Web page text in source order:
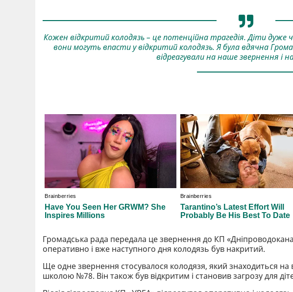
Кожен відкритий колодязь – це потенційна трагедія. Діти
вони могуть впасти у відкритий колодязь. Я була вдячна
відреагували на наше звернення і
Громадська рада передала це звернення до КП
оперативно і вже наступного дня колодязь був накритий.
Ще одне звернення стосувалося колодязя, який знаходиться
школою №78. Він також був відкритим і становив загрозу для